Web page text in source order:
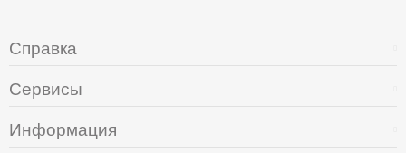
Справка
Сервисы
Информация